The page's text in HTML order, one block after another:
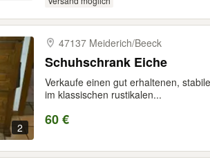
2
47137 Meiderich/​Beeck
Schuhschrank Eiche
Verkaufe einen gut erhaltenen,
im klassischen rustikalen...
60 €